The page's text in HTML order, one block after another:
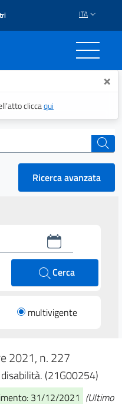
ITA
×
cliccaqui
cerca
Ricerca avanzata
Cerca
multivigente
2021, n. 227
(21G00254)
31/12/2021 (Ultimo